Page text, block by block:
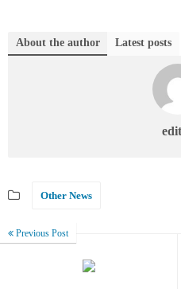
About the author Latest posts
Other News
Previous Post